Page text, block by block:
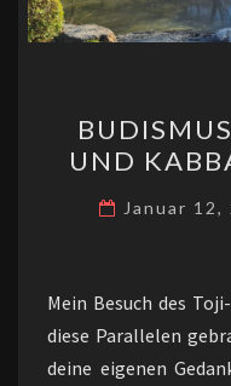
UND
Januar 12,
Mein Besuch des
diese Parallelen
deine eigenen